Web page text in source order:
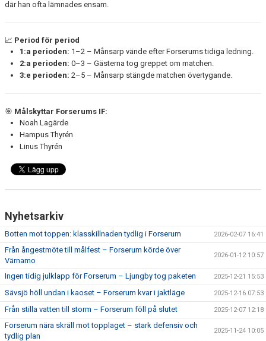
där han ofta lämnades ensam.
📈 Period för period
1:a perioden: 1–2 – Månsarp vände efter Forserums tidiga ledning.
2:a perioden: 0–3 – Gästerna tog greppet om matchen.
3:e perioden: 2–5 – Månsarp stängde matchen övertygande.
🎯 Målskyttar Forserums IF:
Noah Lagärde
Hampus Thyrén
Linus Thyrén
Nyhetsarkiv
Botten mot toppen: klasskillnaden tydlig i Forserum 2026-02-07 16:41
Från ångestmöte till målfest – Forserum körde över
Värnamo
2026-01-12 10:57
Ingen tidig julklapp för Forserum – Ljungby tog paketen 2025-12-21 15:53
Sävsjö höll undan i kaoset – Forserum kvar i jaktläge 2025-12-16 07:53
Från stilla vatten till storm – Forserum föll på slutet 2025-12-07 12:18
Forserum nära skräll mot topplaget – stark defensiv och
tydlig plan
2025-11-24 10:05